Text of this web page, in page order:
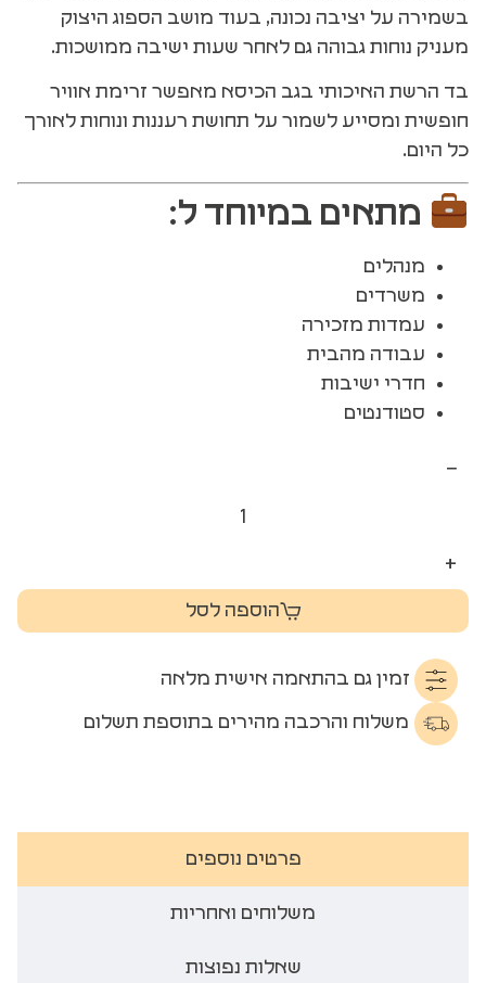
בשמירה על יציבה נכונה, בעוד מושב הספוג היצוק
מעניק נוחות גבוהה גם לאחר שעות ישיבה ממושכות.
בד הרשת האיכותי בגב הכיסא מאפשר זרימת אוויר
חופשית ומסייע לשמור על תחושת רעננות ונוחות לאורך
כל היום.
מתאים במיוחד ל:
מנהלים
משרדים
עמדות מזכירה
עבודה מהבית
חדרי ישיבות
סטודנטים
−
+
הוספה לסל
זמין גם בהתאמה אישית מלאה
משלוח והרכבה מהירים בתוספת תשלום
פרטים נוספים
משלוחים ואחריות
שאלות נפוצות